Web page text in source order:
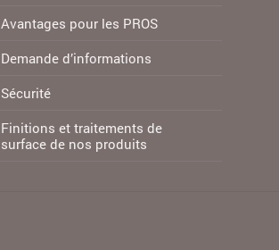
Avantages pour les PROS
Demande d’informations
Sécurité
Finitions et traitements de
surface de nos produits